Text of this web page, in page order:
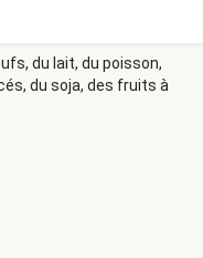
du lait, du poisson,
du soja, des fruits à